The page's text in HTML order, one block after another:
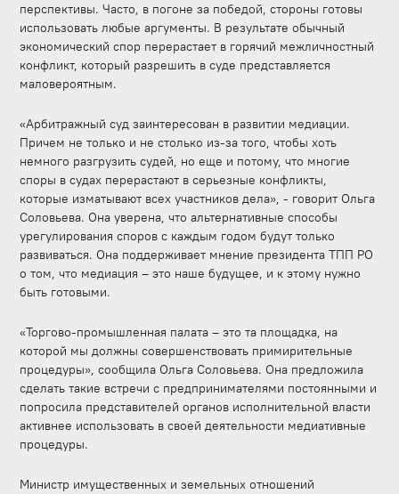
перспективы. Часто, в погоне за победой, стороны готовы
использовать любые аргументы. В результате обычный
экономический спор перерастает в горячий межличностный
конфликт, который разрешить в суде представляется
маловероятным.
«Арбитражный суд заинтересован в развитии медиации.
Причем не только и не столько из-за того, чтобы хоть
немного разгрузить судей, но еще и потому, что многие
споры в судах перерастают в серьезные конфликты,
которые изматывают всех участников дела», - говорит Ольга
Соловьева. Она уверена, что альтернативные способы
урегулирования споров с каждым годом будут только
развиваться. Она поддерживает мнение президента ТПП РО
о том, что медиация – это наше будущее, и к этому нужно
быть готовыми.
«Торгово-промышленная палата – это та площадка, на
которой мы должны совершенствовать примирительные
процедуры», сообщила Ольга Соловьева. Она предложила
сделать такие встречи с предпринимателями постоянными и
попросила представителей органов исполнительной власти
активнее использовать в своей деятельности медиативные
процедуры.
Министр имущественных и земельных отношений